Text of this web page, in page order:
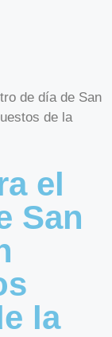
de día de San
de la
el
San
la